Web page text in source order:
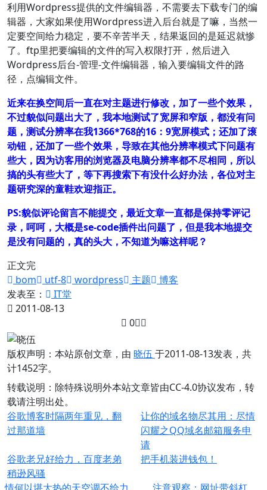
利用Wordpress提供的文件编辑器，不需要去下载专门的编
辑器，大家如果使用Wordpress进入后台就是了嘛，当然一
定要空间给力稳定，要不辛苦半天，结果返回的是延迟就惨
了。ftp里把要编辑的文件的写入权限打开，然后进入
Wordpress后台-管理-文件编辑器，输入要编辑文件的路
径，点编辑文件。
近来在换空间后一直在对主题进行修改，加了一些个效果，
不过貌似问题出大了，我本地测试了宽屏和窄版，都没有问
题，测试分辨率在我1366*768的16：9宽屏模式；还加了滚
动钮，还加了一些个效果，导致在其他分辨率模式下问题有
些大，因为访客用的浏览器及电脑分辨率都不尽相同，所以
搞的头有些大了，等下再搜索下有没什么好办法，各位对主
题研究深的童鞋欢迎指正。
PS:貌似评论留言不能提交，最近文章一直都是保持零评记
录，呵呵，大概是se-code插件出问题了，但是我本地提交
是没有问题的，真的头大，不知道为嘛这样呢？
正文完
bom
utf-8 wordpress 主题
博客
发表至：
IT堂
2011-08-13
0
版权声明： 本站原创文章，由 晓伍 于2011-08-13发表，共
计1452字。
转载说明： 除特殊说明外本站文章皆由CC-4.0协议发布，转
载请注明出处。
谷歌博客时隔两年重见，翻
过那道墙
让你的域名物尽其用：尽情
闪耀之QQ域名邮箱服务申
请
谷歌老兄好给力，百度老弟
稍逊风骚
把手机装进钱包！